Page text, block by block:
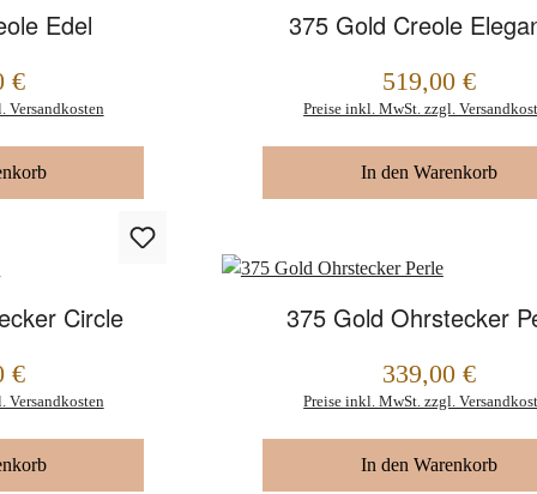
Edel
€
Versandkosten
375 Gold Creole
519,00 €
Preise inkl. MwSt. zzgl.
In den Warenkorb
Circle
€
Versandkosten
375 Gold Ohrstecker
339,00 €
Preise inkl. MwSt. zzgl.
In den Warenkorb